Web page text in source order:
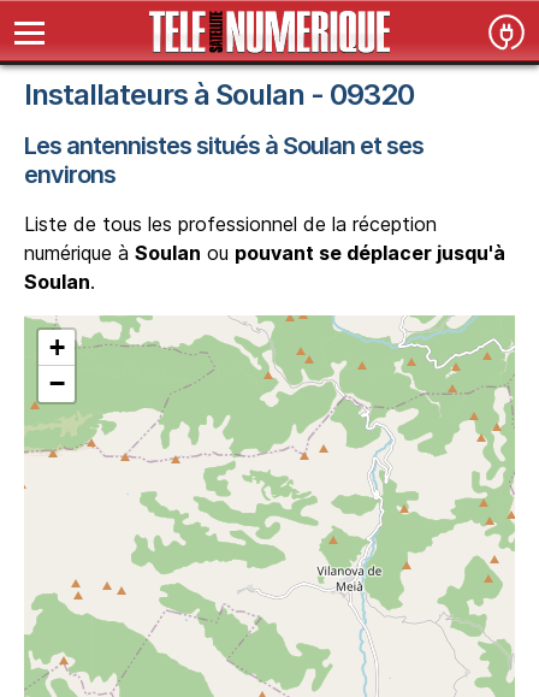
Installateurs à Soulan - 09320
Les antennistes situés à Soulan et ses
environs
Liste de tous les professionnel de la réception
numérique à Soulan ou pouvant se déplacer jusqu'à
Soulan.
+
−